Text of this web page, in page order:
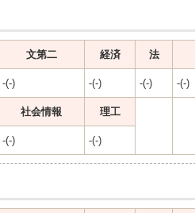
文第二 経済 法
-(-) -(-) -(-) -(-)
社会情報
理工
-(-) -(-)